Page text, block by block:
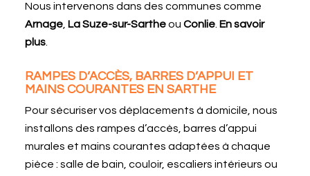
Nous intervenons dans des communes comme
Arnage, La Suze-sur-Sartheou Conlie. En savoir
plus.
RAMPES D’ACCÈS, BARRES D’APPUI ET
MAINS COURANTES EN SARTHE
Pour sécuriser vos déplacements à domicile, nous
installons des rampes d’accès, barres d’appui
murales et mains courantes adaptées à chaque
pièce : salle de bain, couloir, escaliers intérieurs ou